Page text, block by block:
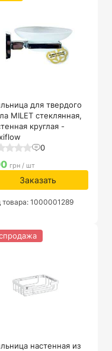
для твердого
MILET стеклянная,
круглая -
0
грн / шт
Заказать
товара: 1000001289
настенная из